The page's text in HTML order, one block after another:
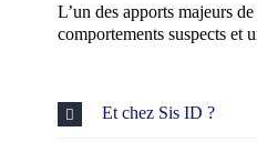
L’un des apports majeurs
comportements suspects et
Et chez Sis ID ?